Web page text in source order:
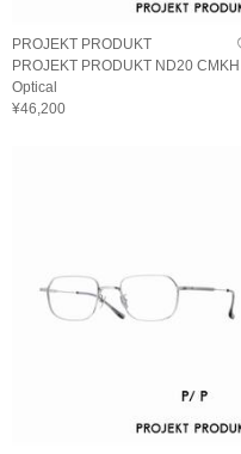
PROJEKT PRODUKT
PROJEKT PRODUKT ND20 CMKH
Optical
¥46,200